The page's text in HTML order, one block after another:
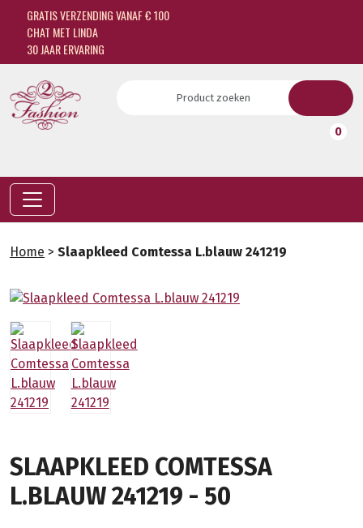
GRATIS VERZENDING VANAF € 100
CHAT MET LINDA
30 JAAR ERVARING
0
Home > Slaapkleed Comtessa L.blauw 241219
SLAAPKLEED COMTESSA
L.BLAUW 241219 - 50